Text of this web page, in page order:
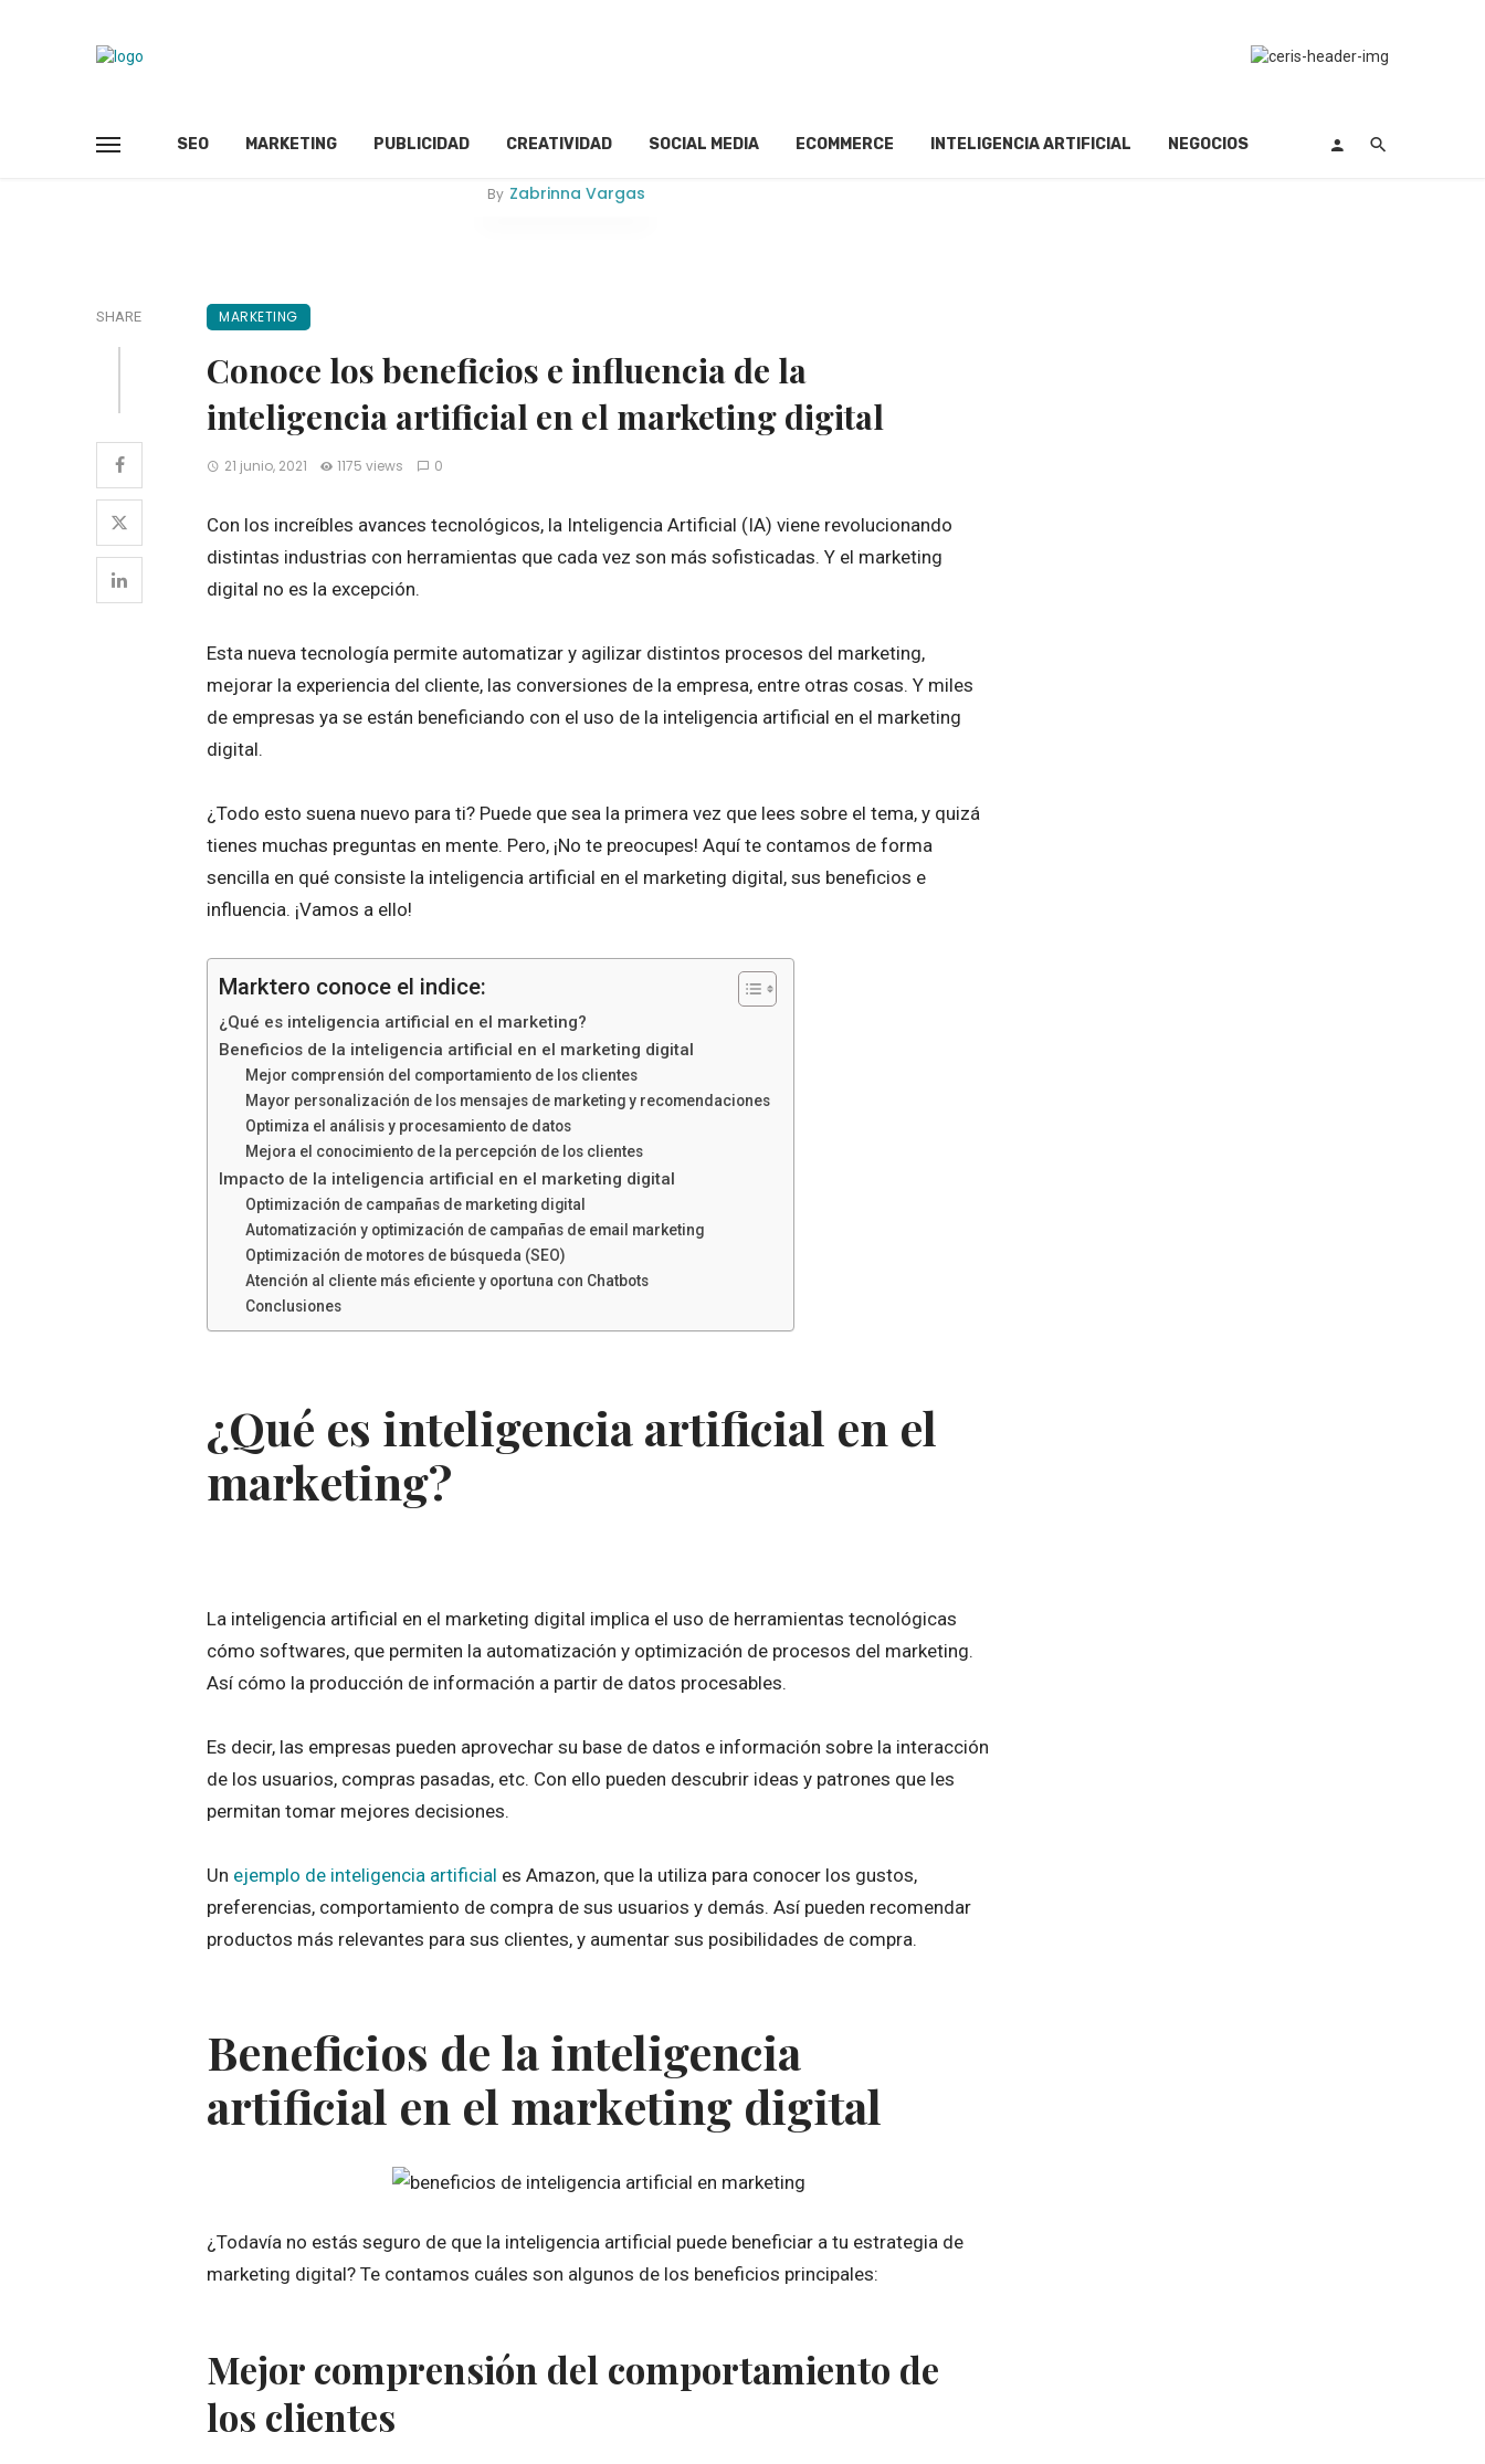
SEO MARKETING PUBLICIDAD CREATIVIDAD SOCIAL MEDIA ECOMMERCE INTELIGENCIA ARTIFICIAL NEGOCIOS
By Zabrinna Vargas
SHARE MARKETING
Conoce los beneficios e influencia de la
inteligencia artificial en el marketing digital
21 junio, 2021 1175 views 0
Con los increíbles avances tecnológicos, la Inteligencia Artificial (IA) viene revolucionando
distintas industrias con herramientas que cada vez son más sofisticadas. Y el marketing
digital no es la excepción.
Esta nueva tecnología permite automatizar y agilizar distintos procesos del marketing,
mejorar la experiencia del cliente, las conversiones de la empresa, entre otras cosas. Y miles
de empresas ya se están beneficiando con el uso de la inteligencia artificial en el marketing
digital.
¿Todo esto suena nuevo para ti? Puede que sea la primera vez que lees sobre el tema, y quizá
tienes muchas preguntas en mente. Pero, ¡No te preocupes! Aquí te contamos de forma
sencilla en qué consiste la inteligencia artificial en el marketing digital, sus beneficios e
influencia. ¡Vamos a ello!
Marktero conoce el indice:
¿Qué es inteligencia artificial en el marketing?
Beneficios de la inteligencia artificial en el marketing digital
Mejor comprensión del comportamiento de los clientes
Mayor personalización de los mensajes de marketing y recomendaciones
Optimiza el análisis y procesamiento de datos
Mejora el conocimiento de la percepción de los clientes
Impacto de la inteligencia artificial en el marketing digital
Optimización de campañas de marketing digital
Automatización y optimización de campañas de email marketing
Optimización de motores de búsqueda (SEO)
Atención al cliente más eficiente y oportuna con Chatbots
Conclusiones
¿Qué es inteligencia artificial en el
marketing?
La inteligencia artificial en el marketing digital implica el uso de herramientas tecnológicas
cómo softwares, que permiten la automatización y optimización de procesos del marketing.
Así cómo la producción de información a partir de datos procesables.
Es decir, las empresas pueden aprovechar su base de datos e información sobre la interacción
de los usuarios, compras pasadas, etc. Con ello pueden descubrir ideas y patrones que les
permitan tomar mejores decisiones.
Un ejemplo de inteligencia artificial es Amazon, que la utiliza para conocer los gustos,
preferencias, comportamiento de compra de sus usuarios y demás. Así pueden recomendar
productos más relevantes para sus clientes, y aumentar sus posibilidades de compra.
Beneficios de la inteligencia
artificial en el marketing digital
¿Todavía no estás seguro de que la inteligencia artificial puede beneficiar a tu estrategia de
marketing digital? Te contamos cuáles son algunos de los beneficios principales:
Mejor comprensión del comportamiento de
los clientes